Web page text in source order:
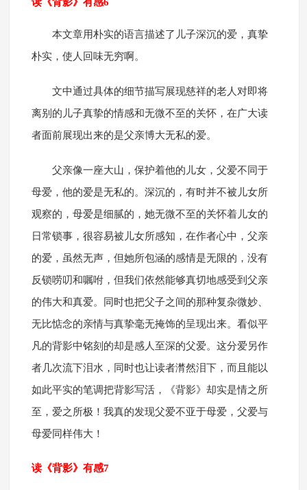
本文章用朴实的语言描述了儿子深沉的爱，真挚
朴实，使人回味无穷啊。
文中通过具体的细节描写展现慈祥的老人对即将
离别的儿子真挚的情感和无微不至的关怀，在广大读
者面前展现出来的是父亲博大无私的爱。
父亲像一座大山，保护着他的儿女，父爱不同于
母爱，他的爱是无私的。深沉的，有时并不被儿女所
观察的，母爱是细腻的，她无微不至的关怀着儿女的
日常锁事，很容易被儿女所感知，在作者心中，父亲
的爱，虽然无声，但她所包涵的感情是无限的，没有
反锁唠叨和嘱咐，但我们依然能够真切地感受到父亲
的伟大和真爱。同时也把父子之间的那种复杂微妙、
无比惦念的亲情与真挚毫无掩饰的呈现出来。看似平
凡的背影中铭刻的却是感人至深的父爱。这分爱另作
者几次流下泪水，同时也让读者潸然泪下，而且能以
如此平实的笔调把背影写活，《背影》却实是情之所
至，爱之所极！我真的发现父爱不亚于母爱，父爱与
母爱同样伟大！
读《背影》有感7